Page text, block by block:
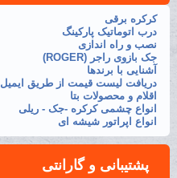
کرکره برقی
درب اتوماتیک پارکینگ
نصب و راه اندازی
جک بازوی راجر (ROGER)
آشنایی با برندها
دریافت لیست قیمت از طریق ایمیل
اقلام و محصولات بتا
انواع چشمی کرکره -جک - ریلی
انواع اپراتور شیشه ای
پشتیبانی و گارانتی